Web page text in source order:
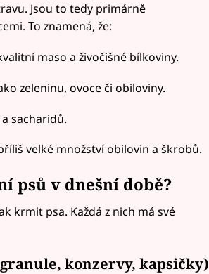
Jsou to tedy primárně
To znamená, že:
maso a živočišné bílkoviny.
zeleninu, ovoce či obiloviny.
sacharidů.
velké množství obilovin a škrobů.
psů v dnešní době?
krmit psa. Každá z nich má své
konzervy, kapsičky)